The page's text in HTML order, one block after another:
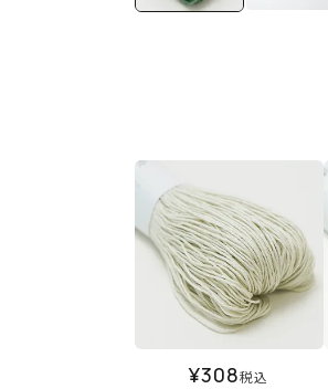
¥308税込